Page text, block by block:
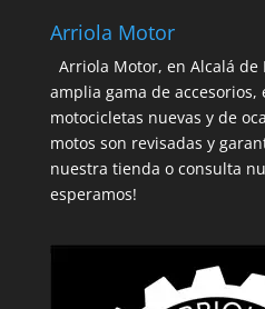
Arriola Motor
Arriola Motor, en Alcalá de
amplia gama de
motocicletas nuevas y de
motos son revisadas y
nuestra tienda o consulta
esperamos!